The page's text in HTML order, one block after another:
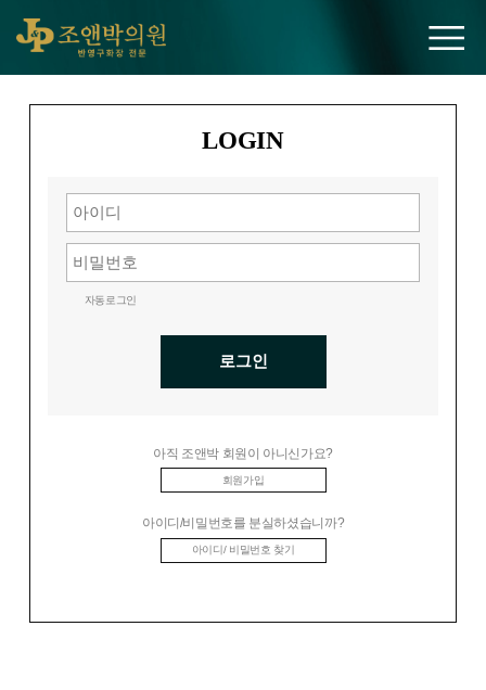
LOGIN
자동로그인
로그인
아직 조앤박 회원이 아니신가요?
회원가입
아이디/비밀번호를 분실하셨습니까?
아이디/ 비밀번호 찾기